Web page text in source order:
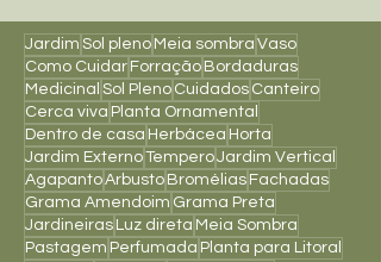
Jardim Sol pleno Meia sombra Vaso
Como Cuidar Forração Bordaduras
Medicinal Sol Pleno Cuidados Canteiro
Cerca viva Planta Ornamental
Dentro de casa Herbácea Horta
Jardim ExternoTemperoJardim Vertical
AgapantoArbusto Bromélias Fachadas
Grama Amendoim Grama Preta
Jardineiras Luz direta Meia Sombra
Pastagem Perfumada Planta para Litoral